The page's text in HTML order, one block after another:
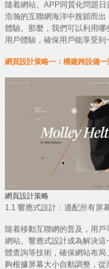
隨着網站、APP同質化問題
浩瀚的互聯網海洋中脫穎而
體驗。那麼，我們可以利用哪
用戶體驗，確保用戶能享受到
網頁設計策略一：構建跨設備一
網頁設計策略
1.1 響應式設計：適配所有屏
隨着移動互聯網的普及，用
網站。 響應式設計成為解決這
體查詢等技術，確保網站布局
夠根據屏幕大小自動調整，